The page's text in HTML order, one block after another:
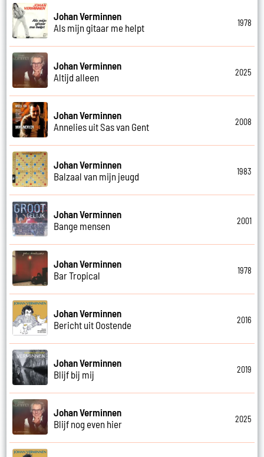
Johan Verminnen
Als mijn gitaar me helpt
1978
Johan Verminnen
Altijd alleen
2025
Johan Verminnen
Annelies uit Sas van Gent
2008
Johan Verminnen
Balzaal van mijn jeugd
1983
Johan Verminnen
Bange mensen
2001
Johan Verminnen
Bar Tropical
1978
Johan Verminnen
Bericht uit Oostende
2016
Johan Verminnen
Blijf bij mij
2019
Johan Verminnen
Blijf nog even hier
2025